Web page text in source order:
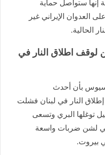
إنها ستواصل حماية
العدوان الإيراني غير
الحالية.
اطلاق النار في
بأن أحدث
النار في لبنان فشلت
توغلها البري وتسعى
لشن ضربات واسعة
بيروت.